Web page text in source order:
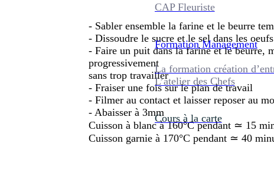
CAP Fleuriste
Formation Management
La formation création
L’atelier des Chefs
Cours à la carte
- Sabler ensemble la farine et le beurre
- Dissoudre le sucre et le sel dans les oeufs
- Faire un puit dans la farine et le beurre,
progressivement
sans trop travailler
- Fraiser une fois sur le plan de travail
- Filmer au contact et laisser reposer au
- Abaisser à 3mm
Cuisson à blanc à 160°C pendant ≃ 15
Cuisson garnie à 170°C pendant ≃ 40